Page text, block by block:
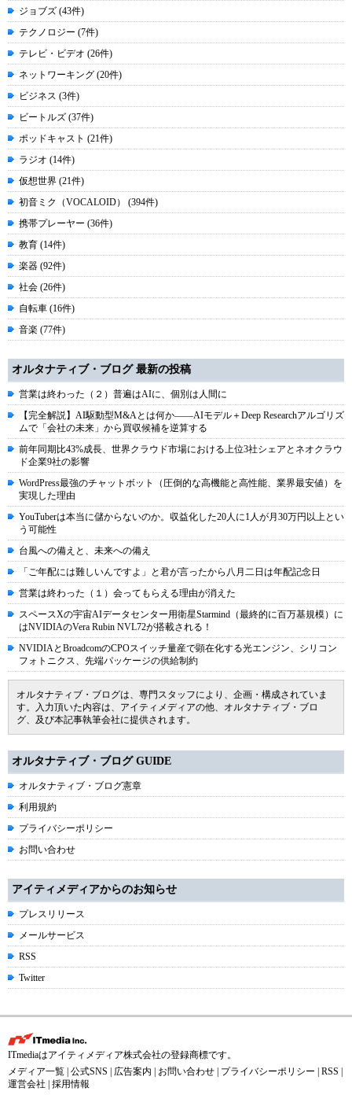
ジョブズ (43件)
テクノロジー (7件)
テレビ・ビデオ (26件)
ネットワーキング (20件)
ビジネス (3件)
ビートルズ (37件)
ポッドキャスト (21件)
ラジオ (14件)
仮想世界 (21件)
初音ミク（VOCALOID） (394件)
携帯プレーヤー (36件)
教育 (14件)
楽器 (92件)
社会 (26件)
自転車 (16件)
音楽 (77件)
オルタナティブ・ブログ 最新の投稿
営業は終わった（２）普遍はAIに、個別は人間に
【完全解説】AI駆動型M&Aとは何か――AIモデル＋Deep Researchアルゴリズ
ムで「会社の未来」から買収候補を逆算する
前年同期比43%成長、世界クラウド市場における上位3社シェアとネオクラウ
ド企業9社の影響
WordPress最強のチャットボット（圧倒的な高機能と高性能、業界最安値）を
実現した理由
YouTuberは本当に儲からないのか。収益化した20人に1人が月30万円以上とい
う可能性
台風への備えと、未来への備え
「ご年配には難しいんですよ」と君が言ったから八月二日は年配記念日
営業は終わった（１）会ってもらえる理由が消えた
スペースXの宇宙AIデータセンター用衛星Starmind（最終的に百万基規模）に
はNVIDIAのVera Rubin NVL72が搭載される！
NVIDIAとBroadcomのCPOスイッチ量産で顕在化する光エンジン、シリコン
フォトニクス、先端パッケージの供給制約
オルタナティブ・ブログは、専門スタッフにより、企画・構成されていま
す。入力頂いた内容は、アイティメディアの他、オルタナティブ・ブロ
グ、及び本記事執筆会社に提供されます。
オルタナティブ・ブログ GUIDE
オルタナティブ・ブログ憲章
利用規約
プライバシーポリシー
お問い合わせ
アイティメディアからのお知らせ
プレスリリース
メールサービス
RSS
Twitter
ITmediaはアイティメディア株式会社の登録商標です。
メディア一覧 公式SNS 広告案内 お問い合わせ プライバシーポリシー RSS
運営会社
採用情報